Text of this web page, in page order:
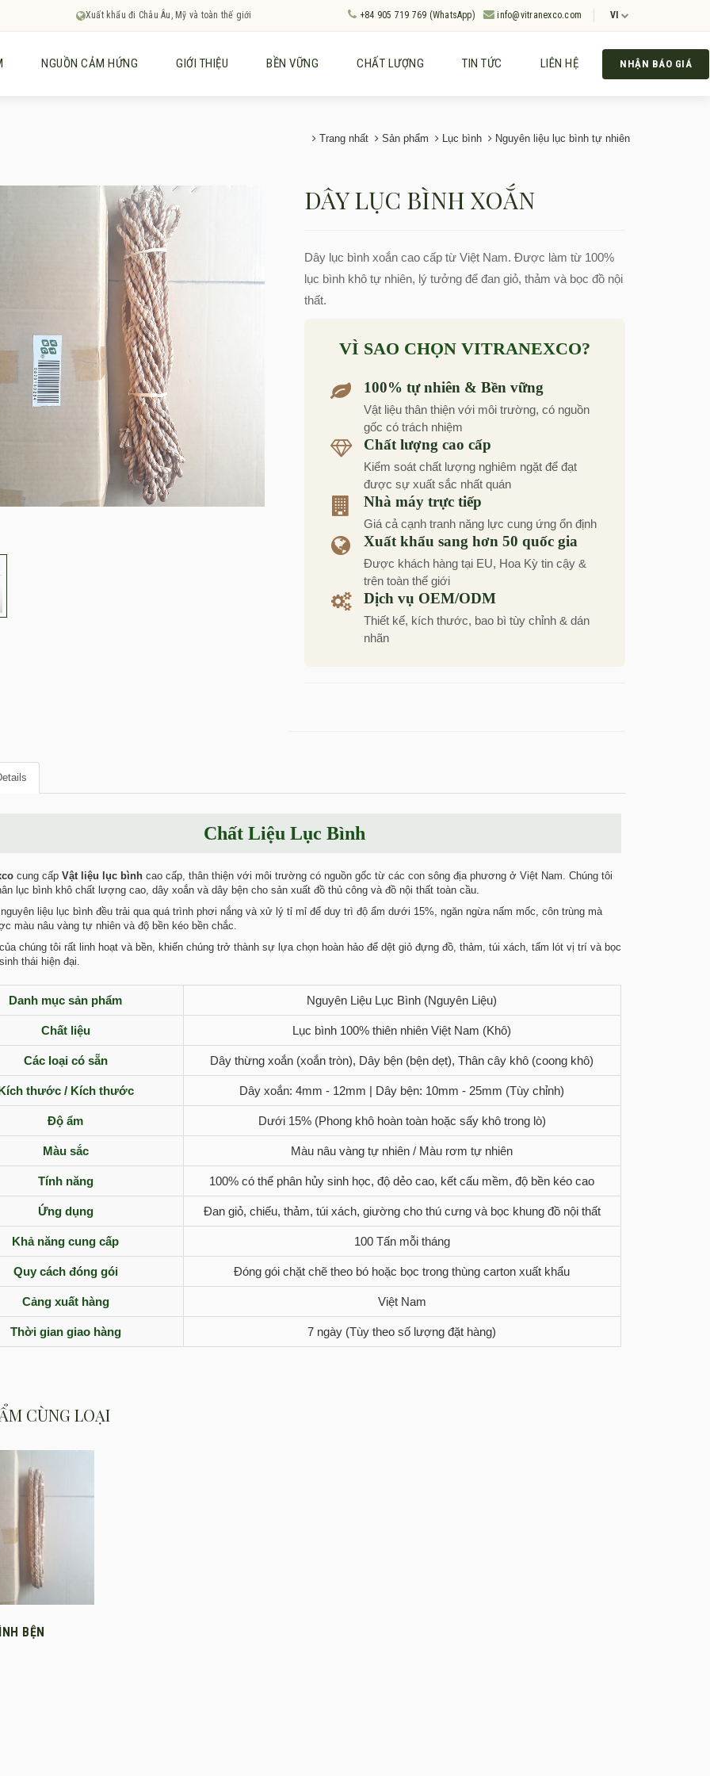
Xuất khẩu đi Châu Âu, Mỹ và toàn thế giới +84 905 719 769 (WhatsApp) info@vitranexco.com VI
NGUỒN CẢM HỨNG GIỚI THIỆU BỀN VỮNG CHẤT LƯỢNG TIN TỨC LIÊN HỆ NHẬN BÁO GIÁ
Trang nhất Sản phẩm Lục bình Nguyên liệu lục bình tự nhiên
DÂY LỤC BÌNH XOẮN
Dây lục bình xoắn cao cấp từ Việt Nam. Được làm từ 100%
lục bình khô tự nhiên, lý tưởng để đan giỏ, thảm và bọc đồ nội
thất.
VÌ SAO CHỌN VITRANEXCO?
100% tự nhiên & Bền vững
Vật liệu thân thiện với môi trường, có nguồn
gốc có trách nhiệm
Chất lượng cao cấp
Kiểm soát chất lượng nghiêm ngặt để đạt
được sự xuất sắc nhất quán
Nhà máy trực tiếp
Giá cả cạnh tranh năng lực cung ứng ổn định
Xuất khẩu sang hơn 50 quốc gia
Được khách hàng tại EU, Hoa Kỳ tin cậy &
trên toàn thế giới
Dịch vụ OEM/ODM
Thiết kế, kích thước, bao bì tùy chỉnh & dán
nhãn
Chất Liệu Lục Bình
cung cấp Vật liệu lục bìnhcao cấp, thân thiện với môi trường có nguồn gốc từ các con sông địa phương ở Việt Nam. Chúng tôi
lục bình khô chất lượng cao, dây xoắn và dây bện cho sản xuất đồ thủ công và đồ nội thất toàn cầu.
liệu lục bình đều trải qua quá trình phơi nắng và xử lý tỉ mỉ để duy trì độ ẩm dưới 15%, ngăn ngừa nấm mốc, côn trùng mà
màu nâu vàng tự nhiên và độ bền kéo bền chắc.
chúng tôi rất linh hoạt và bền, khiến chúng trở thành sự lựa chọn hoàn hảo để dệt giỏ đựng đồ, thảm, túi xách, tấm lót vị trí và bọc
thái hiện đại.
Danh mục sản phẩm Nguyên Liệu Lục Bình (Nguyên Liệu)
Chất liệu Lục bình 100% thiên nhiên Việt Nam (Khô)
Các loại có sẵn Dây thừng xoắn (xoắn tròn), Dây bện (bện dẹt), Thân cây khô (coong khô)
thước / Kích thước Dây xoắn: 4mm - 12mm | Dây bện: 10mm - 25mm (Tùy chỉnh)
Độ ẩm Dưới 15% (Phong khô hoàn toàn hoặc sấy khô trong lò)
Màu sắc Màu nâu vàng tự nhiên / Màu rơm tự nhiên
Tính năng 100% có thể phân hủy sinh học, độ dẻo cao, kết cấu mềm, độ bền kéo cao
Ứng dụng Đan giỏ, chiếu, thảm, túi xách, giường cho thú cưng và bọc khung đồ nội thất
Khả năng cung cấp 100 Tấn mỗi tháng
Quy cách đóng gói Đóng gói chặt chẽ theo bó hoặc bọc trong thùng carton xuất khẩu
Cảng xuất hàng Việt Nam
Thời gian giao hàng 7 ngày (Tùy theo số lượng đặt hàng)
CÙNG LOẠI
BỆN